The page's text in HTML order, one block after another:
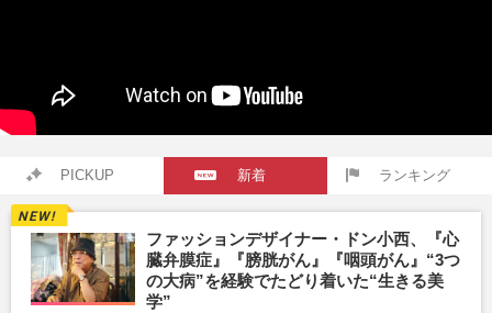
PICKUP 新着 ランキング
ファッションデザイナー・ドン小西、『心
臓弁膜症』『膀胱がん』『咽頭がん』“3つ
の大病”を経験でたどり着いた“生きる美
学”